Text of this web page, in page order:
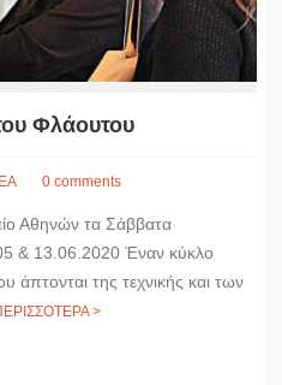
Φλάουτου
0 comments
Αθηνών τα Σάββατα
& 13.06.2020 Έναν κύκλο
άπτονται της τεχνικής και των
>